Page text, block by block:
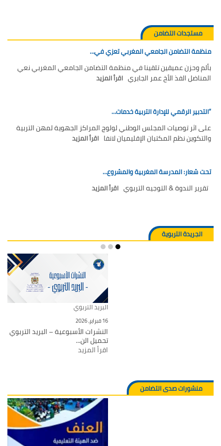
مستجدات التضامن
منظمة التضامن الجامعي المغربي تعزي في…
بألم وحزن عميقين تلقينا في منظمة التضامن الجامعي المغربي نعي
المناضل الفذ الأخ عمر الجابري اقرأ المزيد
“التدبير الرقمي للإدارة التربية خدمات…
على اثر توصيات المجلس الوطني لولوج المراكز الجهوية لمهن التربية
والتكوين نظم المكتبان الإقليميان لانفا اقرأ المزيد
تحت شعار: المدرسة المغربية والمشروع…
تقرير الندوة & التوجيه التربوي اقرأ المزيد
الجريدة التربوية
البريد التربوي
16 فبراير، 2026
النشرات الأسبوعية – البريد التربوي
تحميل الن...
اقرأ المزيد
منشورات صدى التضامن